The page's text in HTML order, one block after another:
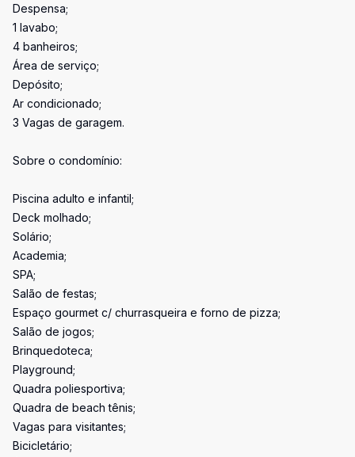
Despensa;
1 lavabo;
4 banheiros;
Área de serviço;
Depósito;
Ar condicionado;
3 Vagas de garagem.
Sobre o condomínio:
Piscina adulto e infantil;
Deck molhado;
Solário;
Academia;
SPA;
Salão de festas;
Espaço gourmet c/ churrasqueira e forno de pizza;
Salão de jogos;
Brinquedoteca;
Playground;
Quadra poliesportiva;
Quadra de beach tênis;
Vagas para visitantes;
Bicicletário;